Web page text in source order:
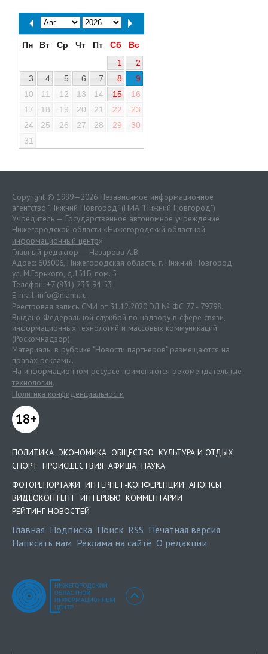
Пн Вт Ср Чт Пт Сб
Вс
1
2
3
4 5 6 7 8
9
10
11 12 13 14 15
16
17
18 19 20 21 22
23
24
25 26 27 28 29
30
31
Copyright © 1999—2026 Независимое информационное
агентство "Нижний Новгород" (НИА "Нижний Новгород")
Учредитель — Государственное автономное учреждение
Нижегородской области «Нижегородский областной
информационный центр»
Главный редактор — Назарова А.В.
Адрес: 603006, Нижегородская область, г. Нижний Новгород.
ул. М.Горького, д.151Б, пом. 5
Телефон: +7 (831) 233-94-53
E-mail: info@niann.ru
Реестровая запись СМИ от 31.12.2020 ЭЛ № ФС 77 - 79798.
Выдано Федеральной службой по надзору в сфере связи,
информационных технологий и массовых коммуникаций
(Роскомнадзор).
Материалы в рубрике "Новости партнеров" размещаются на
правах рекламы.
На информационном ресурсе применяются рекомендательные
технологии.
Политика конфиденциальности
18+
ПОЛИТИКА ЭКОНОМИКА ОБЩЕСТВО КУЛЬТУРА И ОТДЫХ
СПОРТ ПРОИСШЕСТВИЯ АФИША НАУКА
ФОТОРЕПОРТАЖИ ИНТЕРНЕТ-КОНФЕРЕНЦИИ АНОНСЫ
ВИДЕОКОНТЕНТ ИНТЕРВЬЮ КОММЕНТАРИИ
РЕЙТИНГ НОВОСТЕЙ
Главная Подписка Поиск RSS Печатная версия
Написать нам Реклама на сайте О редакции